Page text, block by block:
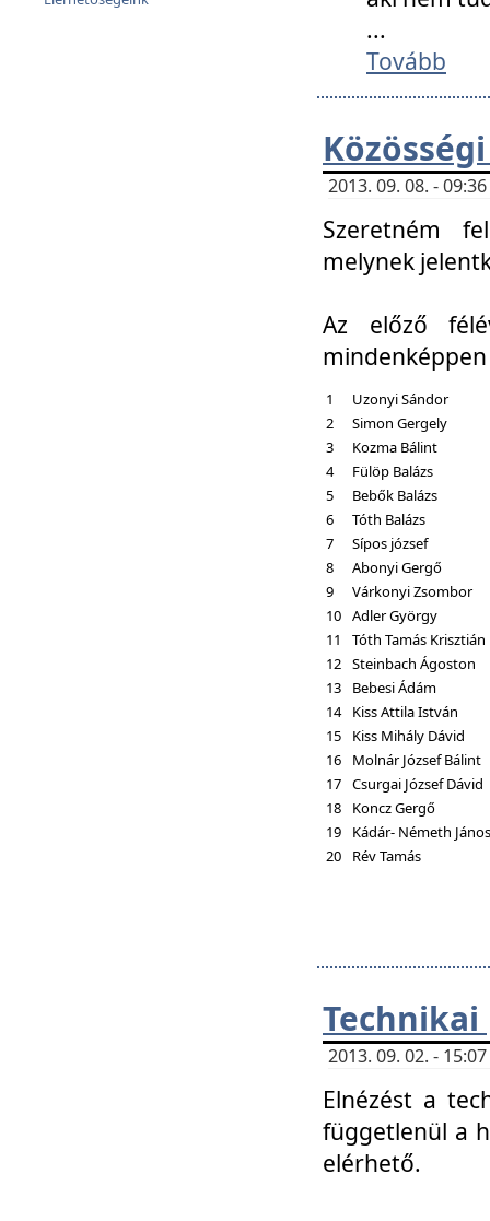
...
Tovább
2013. 09. 08. -
Szeretném
melynek
Az előző
1
Uzonyi Sándor
2
Simon Gergely
3
Kozma Bálint
4
Fülöp Balázs
5
Bebők Balázs
6
Tóth Balázs
7
Sípos józsef
8
Abonyi Gergő
9
Várkonyi Zsombor
10 Adler György
11
Tóth Tamás Krisztián
12 Steinbach Ágoston
13
Bebesi Ádám
14 Kiss Attila István
15
Kiss Mihály Dávid
16
Molnár József Bálint
17 Csurgai József Dávid
18
Koncz Gergő
19
Kádár- Németh János
20
Rév Tamás
2013. 09. 02. -
Elnézést a
függetlenül a
elérhető.